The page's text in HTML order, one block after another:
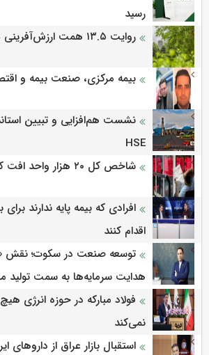
رسید
روایت ۱۳.۵ همت ارزش‌آفرینی در فولادمبارکه
بیمه مرکزی، صنعت بیمه و
نشست هم‌افزایی و تبیین
HSE
شاخص کل ۲۰ هزار واحد افت کرد
افرادی که بیمه پایه ندارند
اقدام کنند
توسعه صنعت در سکوت؛ نقش
هدایت سرمایه‌ها به سمت تولید
فولاد مبارکه در حوزه انرژی
نمی‌کند
استقبال بازار عراق از داروهای